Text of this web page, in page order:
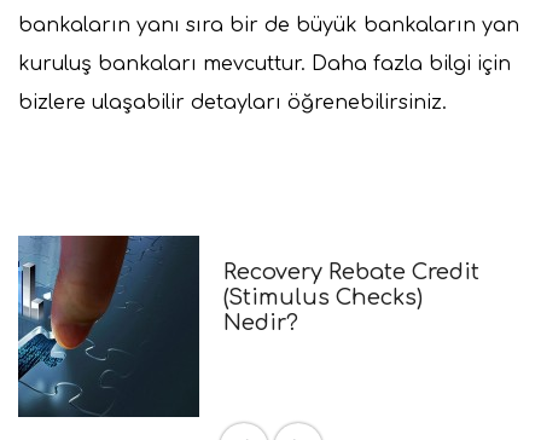
bankaların yanı sıra bir de büyük bankaların yan
kuruluş bankaları mevcuttur. Daha fazla bilgi için
bizlere ulaşabilir detayları öğrenebilirsiniz.
Recovery Rebate
Kredisine Nasıl Hak
Kazanırım?